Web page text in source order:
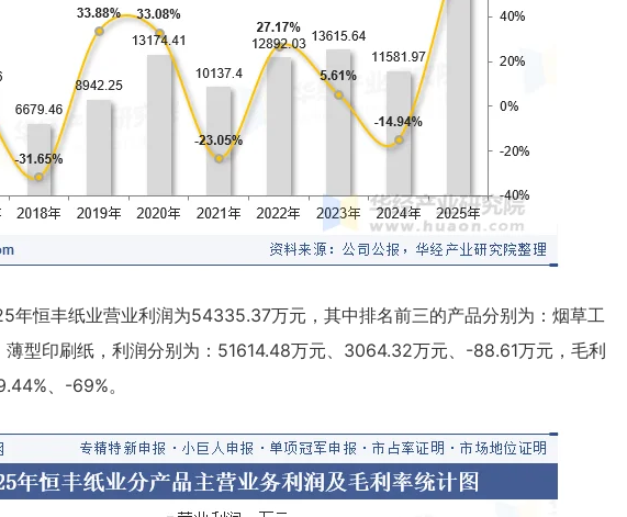
年恒丰纸业营业利润为54335.37万元，其中排名前三的产品分别为：烟草工
薄型印刷纸，利润分别为：51614.48万元、3064.32万元、-88.61万元，毛利
、-69%。